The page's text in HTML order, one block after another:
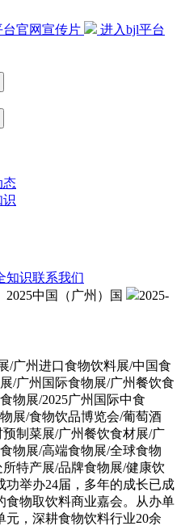
台官网宣传片
进入bjl平台
态
识
知识联系我们
2025中国（广州）国
2025-
州进口食物饮料展/中国食
/广州国际食物展/广州餐饮食
物展/2025广州国际中食
展/食物饮品博览会/葡萄酒
制菜展/广州餐饮食材展/广
物展/高端食物展/全球食物
特产展/品牌食物展/健康饮
功举办24届，多年的成长已成
食物取饮料商业嘉会。从办单
，深耕食物饮料行业20余